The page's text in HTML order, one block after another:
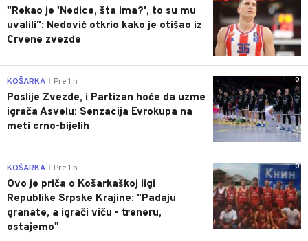
"Rekao je 'Nedice, šta ima?', to su mu
uvalili": Nedović otkrio kako je otišao iz
Crvene zvezde
0
KOŠARKA Pre 1 h
Poslije Zvezde, i Partizan hoće da uzme
igrača Asvelu: Senzacija Evrokupa na
meti crno-bijelih
0
KOŠARKA Pre 1 h
Ovo je priča o Košarkaškoj ligi
Republike Srpske Krajine: "Padaju
granate, a igrači viču - treneru,
ostajemo"